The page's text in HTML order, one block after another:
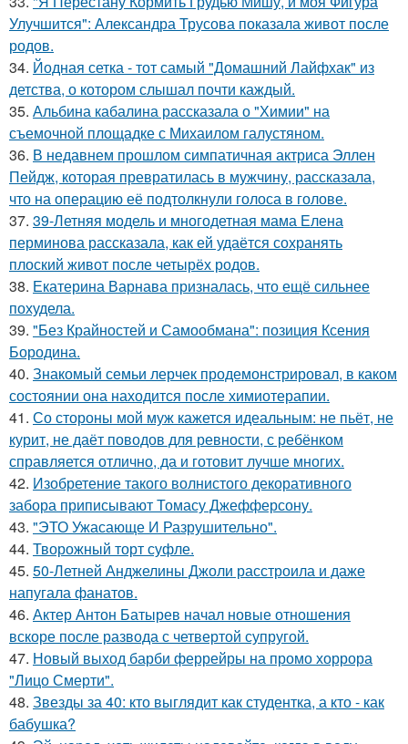
Улучшится": Александра Трусова показала живот после
родов.
34. Йодная сетка - тот самый "Домашний Лайфхак" из
детства, о котором слышал почти каждый.
35. Альбина кабалина рассказала о "Химии" на
съемочной площадке с Михаилом галустяном.
36. В недавнем прошлом симпатичная актриса Эллен
Пейдж, которая превратилась в мужчину, рассказала,
что на операцию её подтолкнули голоса в голове.
37. 39-Летняя модель и многодетная мама Елена
перминова рассказала, как ей удаётся сохранять
плоский живот после четырёх родов.
38. Екатерина Варнава призналась, что ещё сильнее
похудела.
39. "Без Крайностей и Самообмана": позиция Ксения
Бородина.
40. Знакомый семьи лерчек продемонстрировал, в каком
состоянии она находится после химиотерапии.
41. Со стороны мой муж кажется идеальным: не пьёт, не
курит, не даёт поводов для ревности, с ребёнком
справляется отлично, да и готовит лучше многих.
42. Изобретение такого волнистого декоративного
забора приписывают Томасу Джефферсону.
43. "ЭТО Ужасающе И Разрушительно".
44. Творожный торт суфле.
45. 50-Летней Анджелины Джоли расстроила и даже
напугала фанатов.
46. Актер Антон Батырев начал новые отношения
вскоре после развода с четвертой супругой.
47. Новый выход барби феррейры на промо хоррора
"Лицо Смерти".
48. Звезды за 40: кто выглядит как студентка, а кто - как
бабушка?